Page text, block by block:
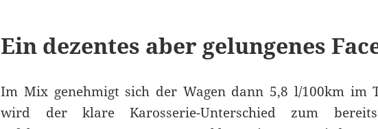
Ein dezentes aber gelungenes
Im Mix genehmigt sich der Wagen dann 5,8 l/100km im
wird der klare Karosserie-Unterschied zum